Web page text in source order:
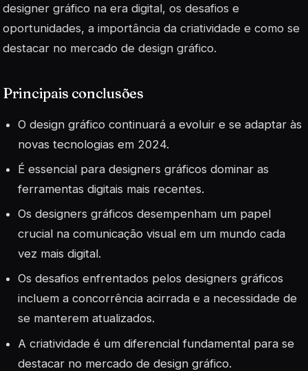
designer gráfico na era digital, os desafios e
oportunidades, a importância da criatividade e como se
destacar no mercado de design gráfico.
Principais conclusões
O design gráfico continuará a evoluir e se adaptar às
novas tecnologias em 2024.
É essencial para designers gráficos dominar as
ferramentas digitais mais recentes.
Os designers gráficos desempenham um papel
crucial na comunicação visual em um mundo cada
vez mais digital.
Os desafios enfrentados pelos designers gráficos
incluem a concorrência acirrada e a necessidade de
se manterem atualizados.
A criatividade é um diferencial fundamental para se
destacar no mercado de design gráfico.